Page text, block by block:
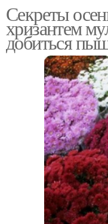
Секреты
хризантем
добиться